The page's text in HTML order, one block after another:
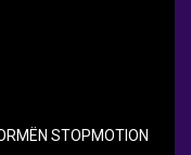
STOPMOTION